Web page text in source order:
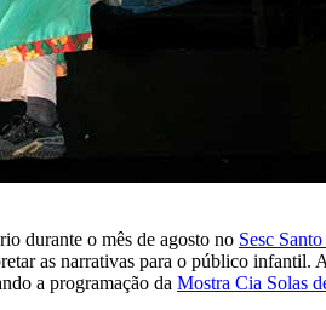
durante o mês de agosto no Sesc
as narrativas para o público infantil.
a programação da Mostra Cia Solas